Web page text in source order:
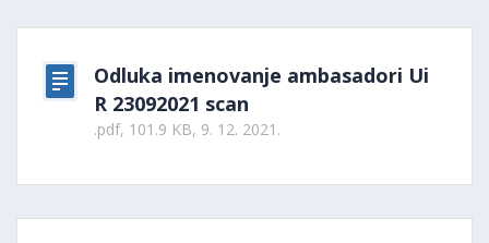
Odluka imenovanje ambasadori Ui
R 23092021 scan
.pdf, 101.9 KB, 9. 12. 2021.